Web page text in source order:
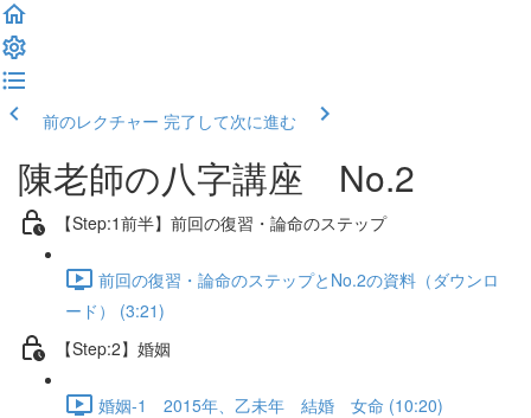
前のレクチャー 完了して次に進む
陳老師の八字講座 No.2
【Step:1前半】前回の復習・論命のステップ
前回の復習・論命のステップとNo.2の資料（ダウンロ
ード） (3:21)
【Step:2】婚姻
婚姻-1 2015年、乙未年 結婚 女命 (10:20)